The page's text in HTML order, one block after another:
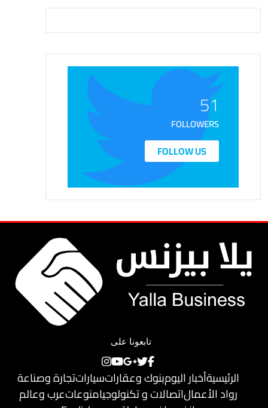
51
FOLLOWERS
FOLLOW US
تابعونا على
الرئيسيةأخبار اليومبنوك وعقاراتسياراتتجارة وصناعة
رواد الأعمالاتصالات و تكنولوجيامنوعاتعرب وعالم